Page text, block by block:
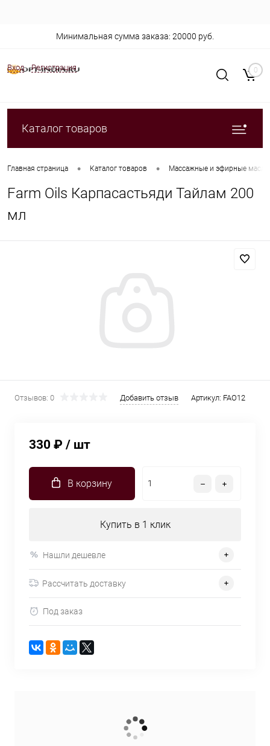
Вход Регистрация
Минимальная сумма заказа: 20000 руб.
0
Каталог товаров
Главная страница • Каталог товаров • Массажные и эфирные масла
Farm Oils Карпасастьяди Тайлам 200
мл
Отзывов: 0 Добавить отзыв Артикул: FAO12
330 ₽ / шт
В корзину
Купить в 1 клик
Нашли дешевле
Рассчитать доставку
Под заказ